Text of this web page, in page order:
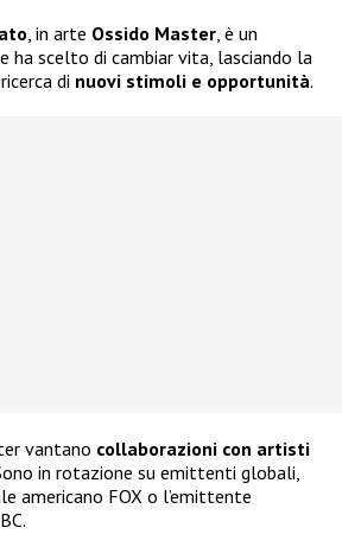
, in arte Ossido Master, è un
ha scelto di cambiar vita, lasciando la
di nuovi stimoli e opportunità.
vantano collaborazioni con artisti
in rotazione su emittenti globali,
americano FOX o l’emittente